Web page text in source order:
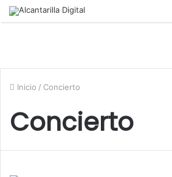
Inicio / Concierto
Concierto